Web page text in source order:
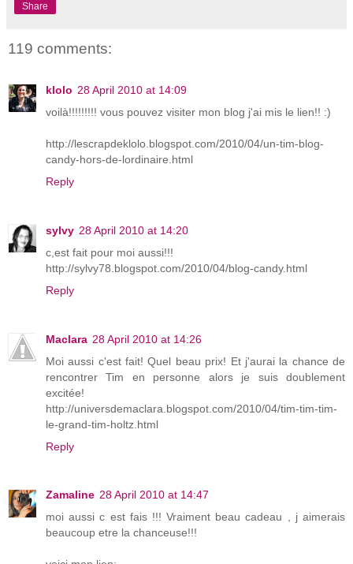
Share
119 comments:
klolo 28 April 2010 at 14:09
voilà!!!!!!!!! vous pouvez visiter mon blog j'ai mis le lien!! :)
http://lescrapdeklolo.blogspot.com/2010/04/un-tim-blog-
candy-hors-de-lordinaire.html
Reply
sylvy 28 April 2010 at 14:20
c,est fait pour moi aussi!!!
http://sylvy78.blogspot.com/2010/04/blog-candy.html
Reply
Maclara 28 April 2010 at 14:26
Moi aussi c'est fait! Quel beau prix! Et j'aurai la chance de
rencontrer Tim en personne alors je suis doublement
excitée!
http://universdemaclara.blogspot.com/2010/04/tim-tim-tim-
le-grand-tim-holtz.html
Reply
Zamaline 28 April 2010 at 14:47
moi aussi c est fais !!! Vraiment beau cadeau , j aimerais
beaucoup etre la chanceuse!!!